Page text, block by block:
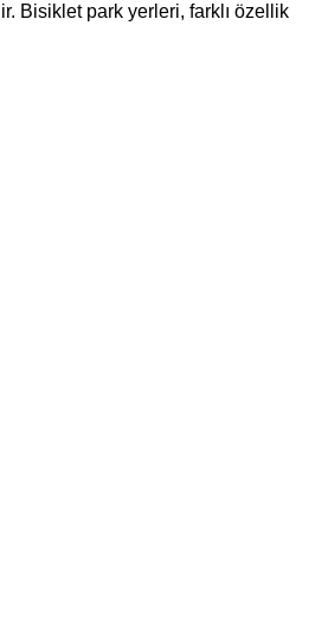
Bisiklet park yerleri, farklı özellik